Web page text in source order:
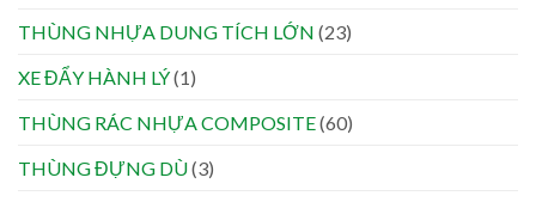
THÙNG NHỰA DUNG TÍCH LỚN (23)
XE ĐẨY HÀNH LÝ(1)
THÙNG RÁC NHỰA COMPOSITE(60)
THÙNG ĐỰNG DÙ(3)